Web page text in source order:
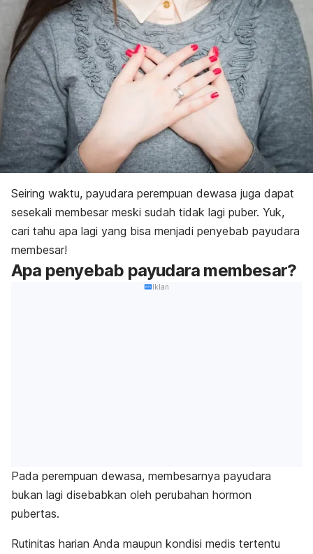
Seiring waktu, payudara perempuan dewasa juga dapat
sesekali membesar meski sudah tidak lagi puber. Yuk,
cari tahu apa lagi yang bisa menjadi penyebab payudara
membesar!
Apa penyebab payudara membesar?
Iklan
Pada perempuan dewasa, membesarnya payudara
bukan lagi disebabkan oleh perubahan hormon
pubertas.
Rutinitas harian Anda maupun kondisi medis tertentu